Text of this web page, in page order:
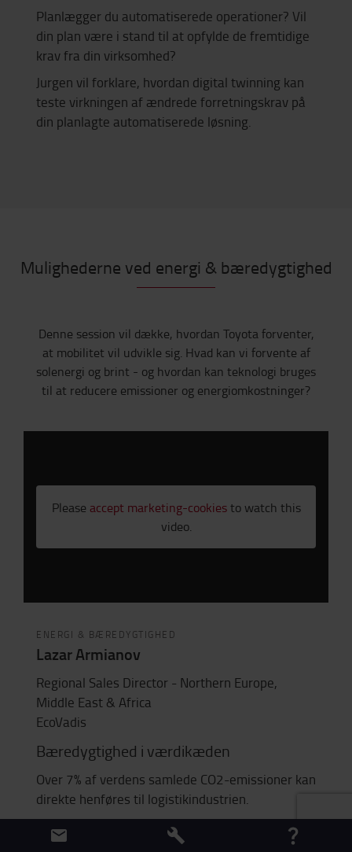
Planlægger du automatiserede operationer? Vil
din plan være i stand til at opfylde de fremtidige
krav fra din virksomhed?
Jurgen vil forklare, hvordan digital twinning kan
teste virkningen af ​​ændrede forretningskrav på
din planlagte automatiserede løsning.
Mulighederne ved energi & bæredygtighed
Denne session vil dække, hvordan Toyota forventer,
at mobilitet vil udvikle sig. Hvad kan vi forvente af
solenergi og brint - og hvordan kan teknologi bruges
til at reducere emissioner og energiomkostninger?
Please accept marketing-cookiesto watch this
video.
ENERGI & BÆREDYGTIGHED
Lazar Armianov
Regional Sales Director - Northern Europe,
Middle East & Africa
EcoVadis
Bæredygtighed i værdikæden
Over 7% af verdens samlede CO2-emissioner kan
direkte henføres til logistikindustrien.
Lazar vil give et indblik fra verdens største
udbyder af vurderinger af virksomheders